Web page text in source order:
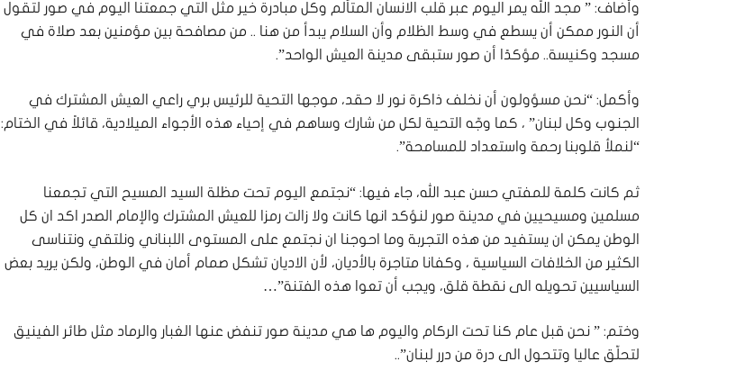
وأضاف: ” مجد الله يمر اليوم عبر قلب الانسان المتألم وكل مبادرة خير مثل التي جمعتنا اليوم في صور لتقول
أن النور ممكن أن يسطع في وسط الظلام وأن السلام يبدأ من هنا .. من مصافحة بين مؤمنين بعد صلاة في
مسجد وكنيسة.. مؤكدًا أن صور ستبقى مدينة العيش الواحد”.
وأكمل: “نحن مسؤولون أن نخلف ذاكرة نور لا حقد، موجها التحية للرئيس بري راعي العيش المشترك في
الجنوب وكل لبنان” ، كما وجّه التحية لكل من شارك وساهم في إحياء هذه الأجواء الميلادية، قائلاً في الختام:
“لنملأ قلوبنا رحمة واستعداد للمسامحة”.
ثم كانت كلمة للمفتي حسن عبد الله، جاء فيها: “نجتمع اليوم تحت مظلة السيد المسيح التي تجمعنا
مسلمين ومسيحيين في مدينة صور لنؤكد انها كانت ولا زالت رمزا للعيش المشترك والإمام الصدر اكد ان كل
الوطن يمكن ان يستفيد من هذه التجربة وما احوجنا ان نجتمع على المستوى اللبناني ونلتقي ونتناسى
الكثير من الخلافات السياسية ، وكفانا متاجرة بالأديان، لأن الاديان تشكل صمام أمان في الوطن، ولكن يريد بعض
السياسيين تحويله الى نقطة قلق، ويجب أن تعوا هذه الفتنة”…
وختم: ” نحن قبل عام كنا تحت الركام واليوم ها هي مدينة صور تنفض عنها الغبار والرماد مثل طائر الفينيق
لتحلّق عاليا وتتحول الى درة من درر لبنان”..